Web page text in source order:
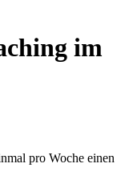
im
pro Woche einen